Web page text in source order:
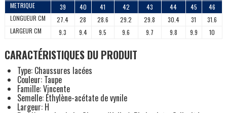
METRIQUE
39 40 41 42 43 44 45
46
LONGUEUR CM
27.4 28 28.6 29.2 29.8 30.4 31
31.6
LARGEUR CM
9.3 9.4 9.5 9.6 9.7 9.8 9.9 10
CARACTÉRISTIQUES DU PRODUIT
Type: Chaussures lacées
Couleur: Taupe
Famille: Vincente
Semelle: Éthylène-acétate de vynile
Largeur: H